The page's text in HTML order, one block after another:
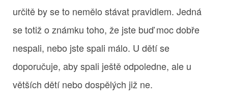
určitě by se to nemělo stávat pravidlem. Jedná
se totiž o známku toho, že jste buď moc dobře
nespali, nebo jste spali málo. U dětí se
doporučuje, aby spali ještě odpoledne, ale u
větších dětí nebo dospělých již ne.